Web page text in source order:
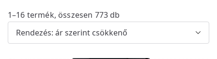
1–16 termék, összesen 773 db
o
r